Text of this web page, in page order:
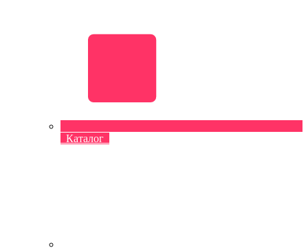
Каталог